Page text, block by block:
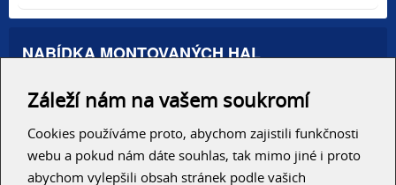
NABÍDKA MONTOVANÝCH HAL
Autosalony, servisy
Skladové haly
Zemědělské haly
Konzolové regály
Záleží nám na vašem soukromí
Cookies používáme proto, abychom zajistili funkčnosti
webu a pokud nám dáte souhlas, tak mimo jiné i proto
abychom vylepšili obsah stránek podle vašich